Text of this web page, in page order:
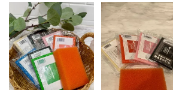
ケージでお届けする場合がございます。
製品本体の仕様・機能に変更はございません。パ
は承ることができません。
予めご了承の上、お買い求めください。